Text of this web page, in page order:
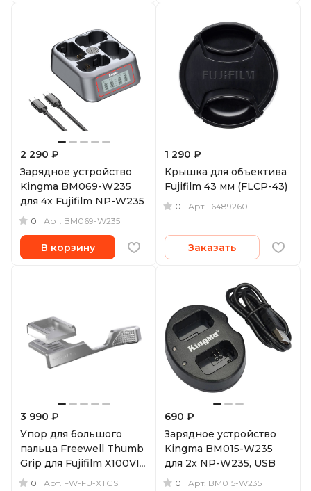
2 290 ₽
Зарядное устройство
Kingma BM069-W235
для 4х Fujifilm NP-W235
0 Арт. BM069-W235
В корзину
1 290 ₽
Крышка для объектива
Fujifilm 43 мм (FLCP-43)
0 Арт. 16489260
Заказать
3 990 ₽
Упор для большого
пальца Freewell Thumb
Grip для Fujifilm X100VI,
с башмаком,
0 Арт. FW-FU-XTGS
690 ₽
Зарядное устройство
Kingma BM015-W235
для 2х NP-W235, USB
0 Арт. BM015-W235